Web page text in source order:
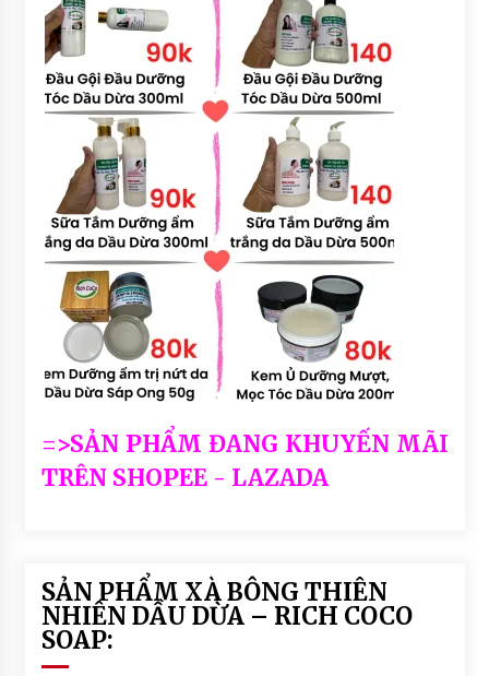
=>SẢN PHẨM ĐANG KHUYẾN MÃI
TRÊN SHOPEE - LAZADA
SẢN PHẨM XÀ BÔNG THIÊN
NHIÊN DẦU DỪA – RICH COCO
SOAP: